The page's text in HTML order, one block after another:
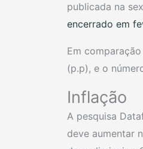
publicada na
encerrado em
Em
(p.p), e o
Inflação
A pesquisa
deve aumentar